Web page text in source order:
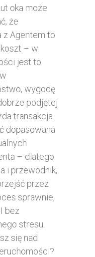
oka może
że
z Agentem to
– w
jest to
wygodę
podjętej
transakcja
dopasowana
– dlatego
i przewodnik,
przez
sprawnie,
bez
stresu.
się nad